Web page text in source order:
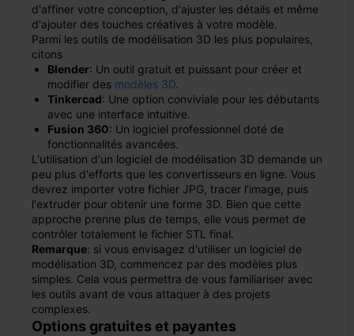
d'affiner votre conception, d'ajuster les détails et même
d'ajouter des touches créatives à votre modèle.
Parmi les outils de modélisation 3D les plus populaires,
citons
Blender: Un outil gratuit et puissant pour créer et
modifier des modèles 3D.
Tinkercad: Une option conviviale pour les débutants
avec une interface intuitive.
Fusion 360: Un logiciel professionnel doté de
fonctionnalités avancées.
L'utilisation d'un logiciel de modélisation 3D demande un
peu plus d'efforts que les convertisseurs en ligne. Vous
devrez importer votre fichier JPG, tracer l'image, puis
l'extruder pour obtenir une forme 3D. Bien que cette
approche prenne plus de temps, elle vous permet de
contrôler totalement le fichier STL final.
Remarque: si vous envisagez d'utiliser un logiciel de
modélisation 3D, commencez par des modèles plus
simples. Cela vous permettra de vous familiariser avec
les outils avant de vous attaquer à des projets
complexes.
Options gratuites et payantes